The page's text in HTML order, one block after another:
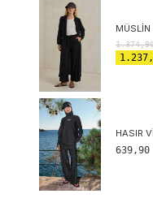
MÜSLIN
HASIR
639,90